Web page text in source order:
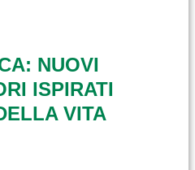
NUOVI
ISPIRATI
VITA